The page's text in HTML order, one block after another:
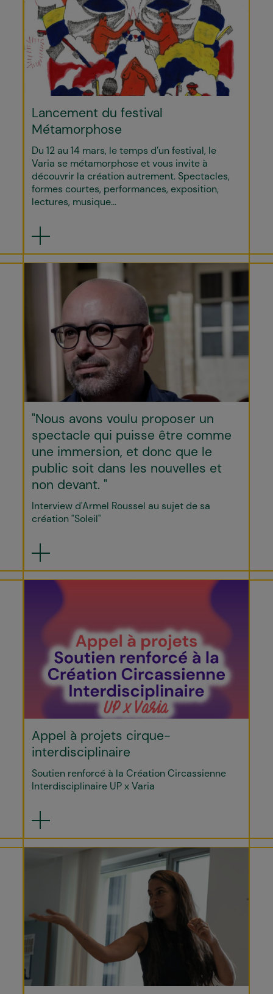
Lancement du festival
Métamorphose
Du 12 au 14 mars, le temps d’un festival, le
Varia se métamorphose et vous invite à
découvrir la création autrement. Spectacles,
formes courtes, performances, exposition,
lectures, musique…
"Nous avons voulu proposer un
spectacle qui puisse être comme
une immersion, et donc que le
public soit dans les nouvelles et
non devant. "
Interview d'Armel Roussel au sujet de sa
création "Soleil"
Appel à projets cirque-
interdisciplinaire
Soutien renforcé à la Création Circassienne
Interdisciplinaire UP x Varia